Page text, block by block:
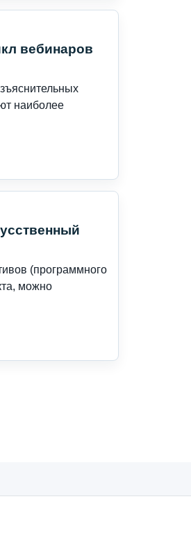
вебинаров
наиболее
(программного
можно